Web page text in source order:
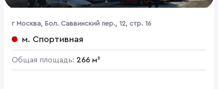
г Москва, Бол. Саввинский пер., 12, стр. 16
м. Спортивная
Общая площадь: 266 м²